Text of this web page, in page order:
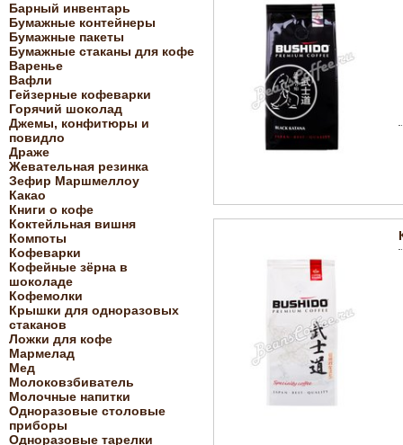
Барный инвентарь
Бумажные контейнеры
Бумажные пакеты
Бумажные стаканы для кофе
Варенье
Вафли
Гейзерные кофеварки
Горячий шоколад
Джемы, конфитюры и
повидло
Драже
Жевательная резинка
Зефир Маршмеллоу
Какао
Книги о кофе
Коктейльная вишня
Компоты
Кофеварки
Кофейные зёрна в
шоколаде
Кофемолки
Крышки для одноразовых
стаканов
Ложки для кофе
Мармелад
Мед
Молоковзбиватель
Молочные напитки
Одноразовые столовые
приборы
Одноразовые тарелки